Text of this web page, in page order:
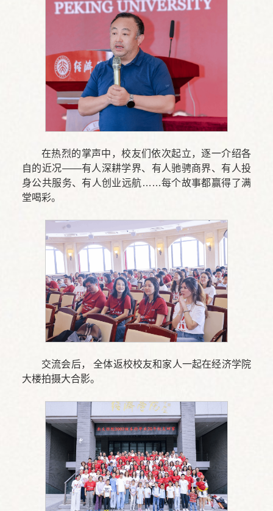
在热烈的掌声中，校友们依次起立，逐一介绍各
自的近况——有人深耕学界、有人驰骋商界、有人投
身公共服务、有人创业远航……每个故事都赢得了满
堂喝彩。
交流会后， 全体返校校友和家人一起在经济学院
大楼拍摄大合影。